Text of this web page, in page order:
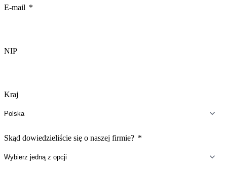
E-mail
NIP
Kraj
Skąd dowiedzieliście się o naszej firmie?